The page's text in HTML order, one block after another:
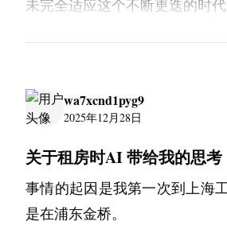
未完全适应这个不断更迭的时代
码编辑器，还好 vim 这款应用
器。
喝完茶后，我打开了 vim 编
有写完的一个功能。现在手写
wa7xcnd1pyg9
2025年12月28日
关于租房时AI 带给我的思考
事情的起因是我第一次到上海
是在浦东金桥。